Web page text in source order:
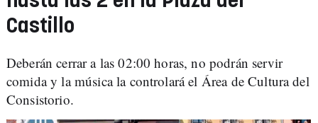
Castillo
Deberán cerrar a las 02:00 horas, no podrán servir
comida y la música la controlará el Área de Cultura del
Consistorio.